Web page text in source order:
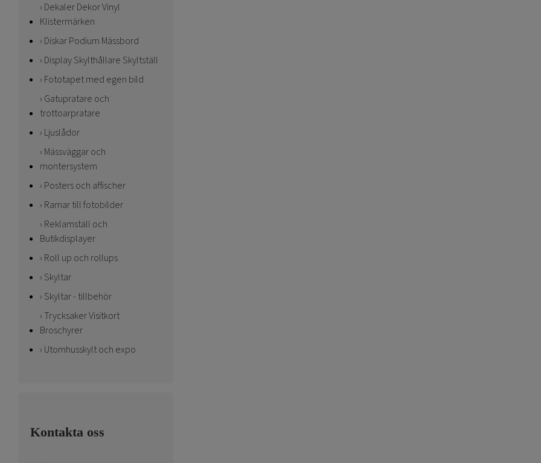
Dekaler Dekor Vinyl
Klistermärken
Diskar Podium Mässbord
Display Skylthållare Skyltställ
Fototapet med egen bild
Gatupratare och
trottoarpratare
Ljuslådor
Mässväggar och
montersystem
Posters och affischer
Ramar till fotobilder
Reklamställ och
Butikdisplayer
Roll up och rollups
Skyltar
Skyltar - tillbehör
Trycksaker Visitkort
Broschyrer
Utomhusskylt och expo
Kontakta oss